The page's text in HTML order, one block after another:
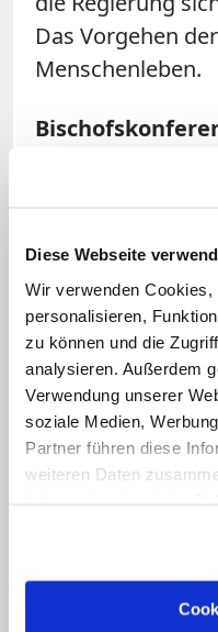
Diese Webseite
Wir verwenden
personalisieren,
zu können und die
analysieren. Außerdem
Verwendung unserer
soziale Medien,
Partner führen diese
weiteren Daten
Das Vorgehen
Menschenleben.
sehen
Auflösung der
International
rund 10.000
jährlichen
Milliarden US-
nachdem er
Regierung wirft
gigantischem